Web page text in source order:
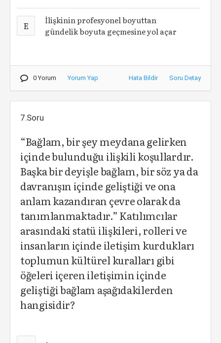
E
İlişkinin profesyonel boyuttan
gündelik boyuta geçmesine yol açar
0 Yorum Yorum Yap Hata Bildir Soru Detay
7.Soru
“Bağlam, bir şey meydana gelirken
içinde bulunduğu ilişkili koşullardır.
Başka bir deyişle bağlam, bir söz ya da
davranışın içinde geliştiği ve ona
anlam kazandıran çevre olarak da
tanımlanmaktadır.” Katılımcılar
arasındaki statü ilişkileri, rolleri ve
insanların içinde iletişim kurdukları
toplumun kültürel kuralları gibi
öğeleri içeren iletişimin içinde
geliştiği bağlam aşağıdakilerden
hangisidir?